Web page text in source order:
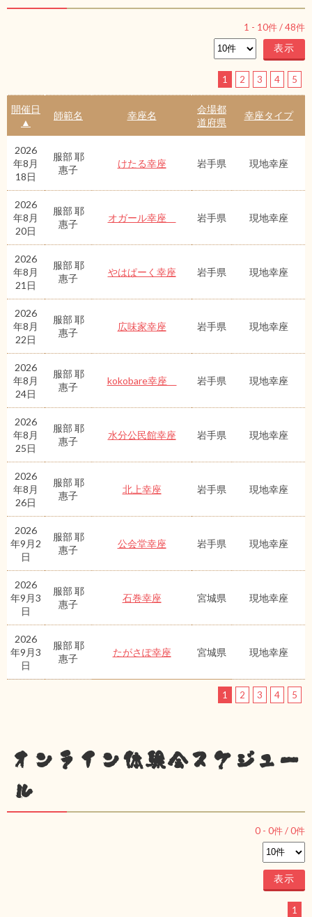
1 - 10件 /48件
1 2 3 4 5
開催日
▲
師範名 幸座名
会場都
道府県
幸座タイプ
2026
年8月
18日
服部 耶
惠子
けたる幸座 岩手県 現地幸座
2026
年8月
20日
服部 耶
惠子
オガール幸座 岩手県 現地幸座
2026
年8月
21日
服部 耶
惠子
やはぱーく幸座 岩手県 現地幸座
2026
年8月
22日
服部 耶
惠子
広味家幸座 岩手県 現地幸座
2026
年8月
24日
服部 耶
惠子
kokobare幸座 岩手県 現地幸座
2026
年8月
25日
服部 耶
惠子
水分公民館幸座 岩手県 現地幸座
2026
年8月
26日
服部 耶
惠子
北上幸座 岩手県 現地幸座
2026
年9月2
日
服部 耶
惠子
公会堂幸座 岩手県 現地幸座
2026
年9月3
日
服部 耶
惠子
石巻幸座 宮城県 現地幸座
2026
年9月3
日
服部 耶
惠子
たがさぽ幸座 宮城県 現地幸座
1 2 3 4 5
オンライン体験会スケジュー
ル
0 - 0件 /0件
1